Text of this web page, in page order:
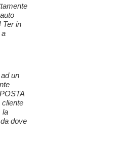
Ter in
a
un
cliente
la
dove